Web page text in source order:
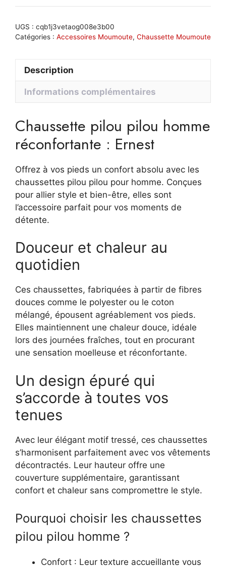
pilou
homme
UGS : cqb1j3vetaog008e3b00
Catégories : Accessoires Moumoute, Chaussette Moumoute
Description
Informations complémentaires
Chaussette pilou pilou homme
réconfortante : Ernest
Offrez à vos pieds un confort absolu avec les
chaussettes pilou pilou pour homme. Conçues
pour allier style et bien-être, elles sont
l’accessoire parfait pour vos moments de
détente.
Douceur et chaleur au
quotidien
Ces chaussettes, fabriquées à partir de fibres
douces comme le polyester ou le coton
mélangé, épousent agréablement vos pieds.
Elles maintiennent une chaleur douce, idéale
lors des journées fraîches, tout en procurant
une sensation moelleuse et réconfortante.
Un design épuré qui
s’accorde à toutes vos
tenues
Avec leur élégant motif tressé, ces chaussettes
s’harmonisent parfaitement avec vos vêtements
décontractés. Leur hauteur offre une
couverture supplémentaire, garantissant
confort et chaleur sans compromettre le style.
Pourquoi choisir les chaussettes
pilou pilou homme ?
Confort : Leur texture accueillante vous